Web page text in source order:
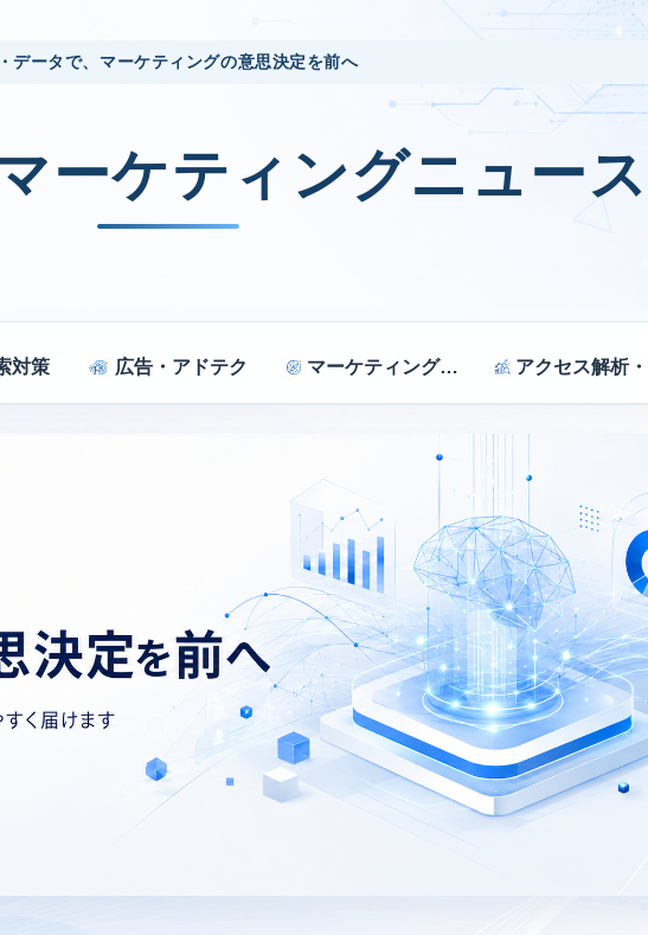
データで、マーケティングの意思決定を前へ
ーケティングニュース
対策 広告・アドテク マーケティング戦略